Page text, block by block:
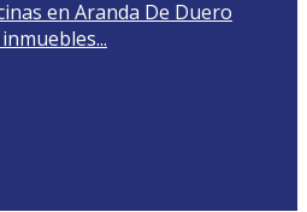
en Aranda De Duero